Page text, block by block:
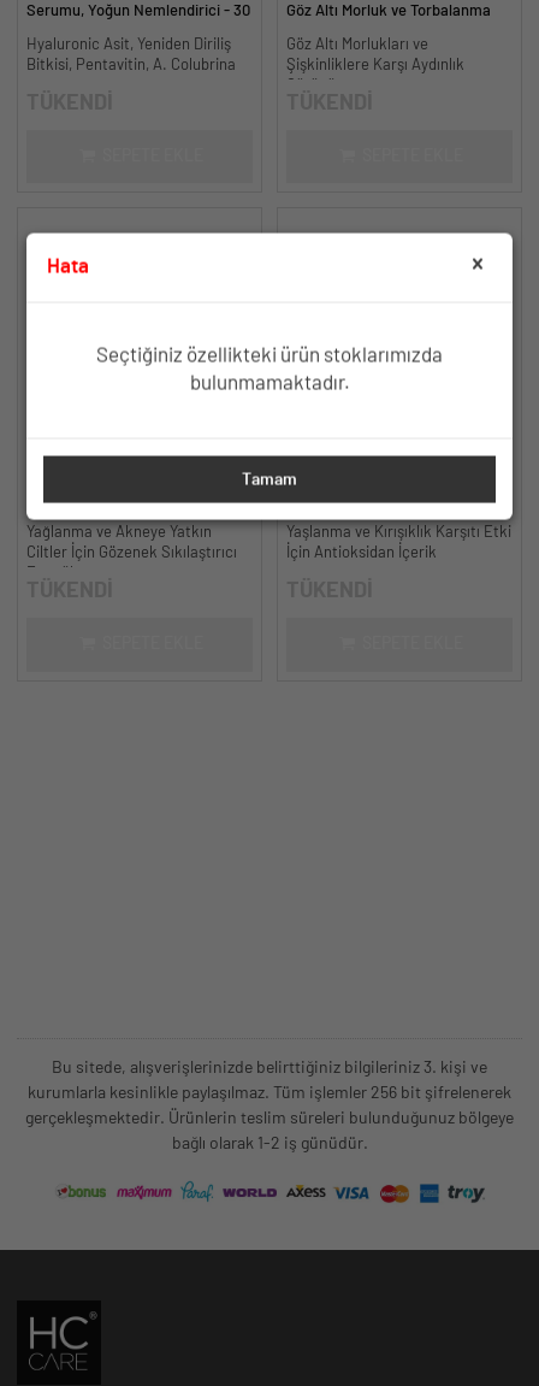
Serumu, Yoğun Nemlendirici - 30
Hyaluronic Asit, Yeniden Diriliş
Bitkisi, Pentavitin, A. Colubrina
Göz Altı Morluk ve Torbalanma
Göz Altı Morlukları ve
Şişkinliklere Karşı Aydınlık
Görünüm
Serum, Gözenek ve Siyah Nokta
Oluşumunu Gidermeye Yardımcı -
30 ml.
Yağlanma ve Akneye Yatkın
Ciltler İçin Gözenek Sıkılaştırıcı
HC Resveratrol %3, Ferulic Acid
%0.5 Serum, Yaşlanma ve
Kırışıklık Karşıtı - 30 ml.
Yaşlanma ve Kırışıklık Karşıtı Etki
İçin Antioksidan İçerik
Bu sitede, alışverişlerinizde belirttiğiniz bilgileriniz 3. kişi ve
kurumlarla kesinlikle paylaşılmaz. Tüm işlemler 256 bit şifrelenerek
gerçekleşmektedir. Ürünlerin teslim süreleri bulunduğunuz bölgeye
bağlı olarak 1-2 iş günüdür.
Hata
Seçtiğiniz özellikteki ürün stoklarımızda
bulunmamaktadır.
Tamam